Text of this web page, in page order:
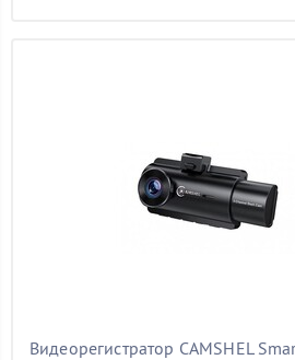
Видеорегистратор CAMSHEL